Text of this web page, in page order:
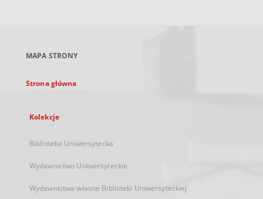
karcie
MAPA STRONY
Strona główna
Kolekcje
Biblioteka Uniwersytecka
Wydawnictwo Uniwersyteckie
Wydawnictwa własne Biblioteki Uniwersyteckiej